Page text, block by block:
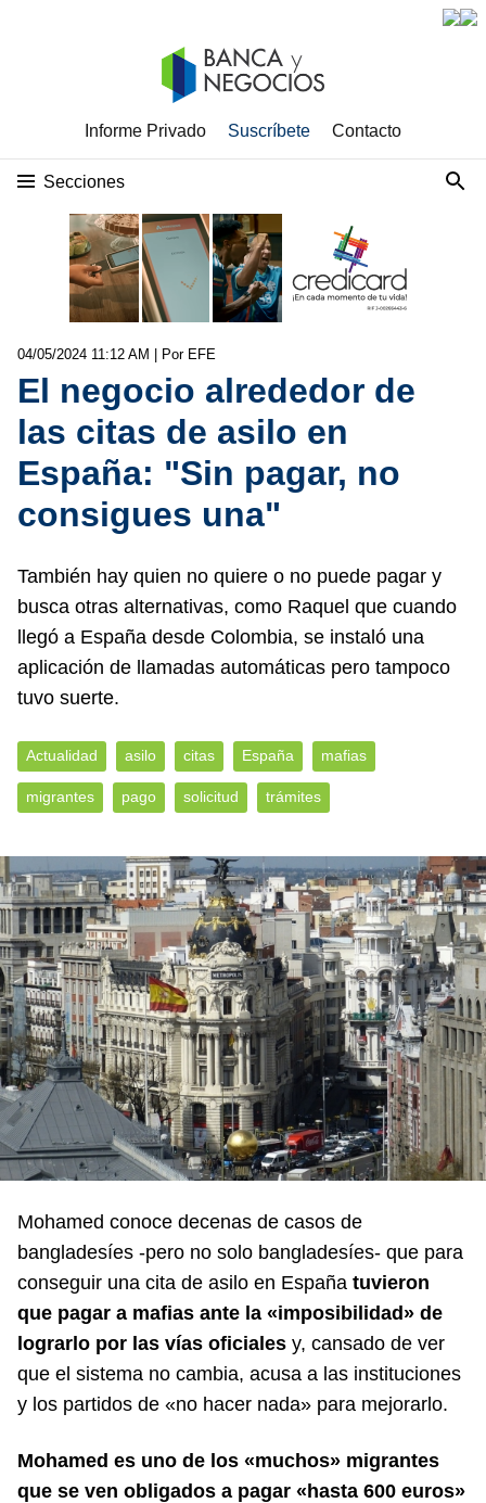
Informe Privado Suscríbete Contacto
Secciones
04/05/2024 11:12 AM | Por EFE
El negocio alrededor de
las citas de asilo en
España: "Sin pagar, no
consigues una"
También hay quien no quiere o no puede pagar y
busca otras alternativas, como Raquel que cuando
llegó a España desde Colombia, se instaló una
aplicación de llamadas automáticas pero tampoco
tuvo suerte.
Actualidad asilo citas España mafias
migrantes pago solicitud trámites
Mohamed conoce decenas de casos de
bangladesíes -pero no solo bangladesíes- que para
conseguir una cita de asilo en España tuvieron
que pagar a mafias ante la «imposibilidad» de
lograrlo por las vías oficiales y, cansado de ver
que el sistema no cambia, acusa a las instituciones
y los partidos de «no hacer nada» para mejorarlo.
Mohamed es uno de los «muchos» migrantes
que se ven obligados a pagar «hasta 600 euros»